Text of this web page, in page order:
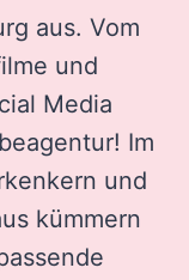
aus. Vom
und
Media
Im
und
kümmern